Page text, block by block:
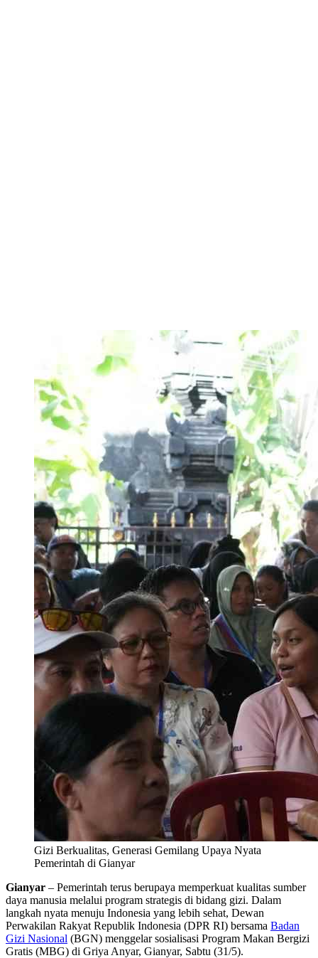
Gizi Berkualitas, Generasi Gemilang Upaya Nyata
Pemerintah di Gianyar
Gianyar – Pemerintah terus berupaya memperkuat kualitas sumber
daya manusia melalui program strategis di bidang gizi. Dalam
langkah nyata menuju Indonesia yang lebih sehat, Dewan
Perwakilan Rakyat Republik Indonesia (DPR RI) bersama Badan
Gizi Nasional (BGN) menggelar sosialisasi Program Makan Bergizi
Gratis (MBG) di Griya Anyar, Gianyar, Sabtu (31/5).